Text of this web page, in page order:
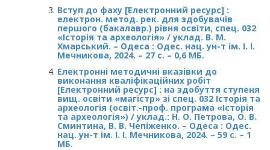
Вступ до фаху [Електронний ресурс] :
електрон. метод. рек. для здобувачів
першого (бакалавр.) рівня освіти, спец. 032
«Історія та археологія» / уклад. В. М.
Хмарський. – Одеса : Одес. нац. ун-т ім. І. І.
Мечникова, 2024. – 27 с. – 0,6 МБ.
Електронні методичні вказівки до
виконання кваліфікаційних робіт
[Електронний ресурс] : на здобуття ступеня
вищ. освіти «магістр» зі спец. 032 Історія та
археологія (освіт.-проф. програма «Історія
та археологія») / уклад.: Н. О. Петрова, О. В.
Сминтина, В. В. Чепіженко. – Одеса : Одес.
нац. ун-т ім. І. І. Мечникова, 2024. – 59 с. – 1
МБ.